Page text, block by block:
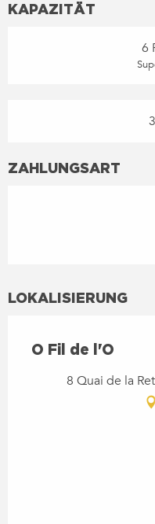
KAPAZITÄT
6
ZAHLUNGSART
LOKALISIERUNG
O Fil de l'O
8 Quai de la